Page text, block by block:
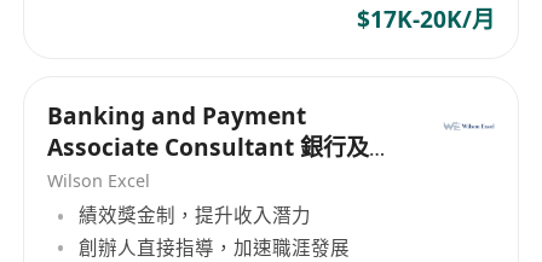
$17K-20K/月
Banking and Payment
Associate Consultant 銀行及支
付助理顧問
Wilson Excel
績效獎金制，提升收入潛力
創辦人直接指導，加速職涯發展